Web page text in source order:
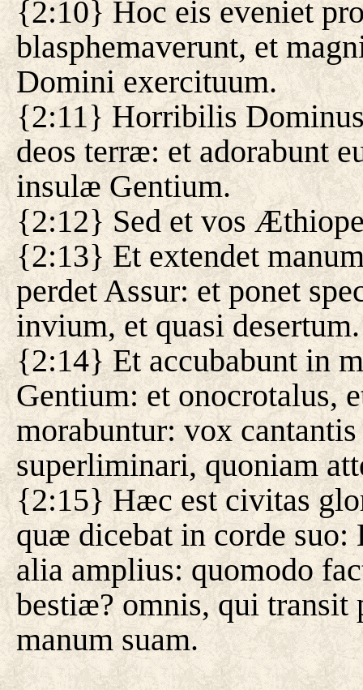
{2:10} Hoc eis eveniet
blasphemaverunt, et
Domini exercituum.
{2:11} Horribilis Dominus
deos terræ: et adorabunt
insulæ Gentium.
{2:12} Sed et vos
{2:13} Et extendet
perdet Assur: et ponet
invium, et quasi desertum.
{2:14} Et accubabunt in
Gentium: et onocrotalus,
morabuntur: vox
superliminari, quoniam
{2:15} Hæc est civitas
quæ dicebat in corde suo:
alia amplius: quomodo
bestiæ? omnis, qui transit
manum suam.